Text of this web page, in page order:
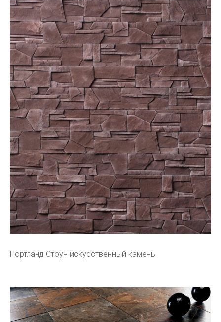
Портланд Стоун искусственный камень